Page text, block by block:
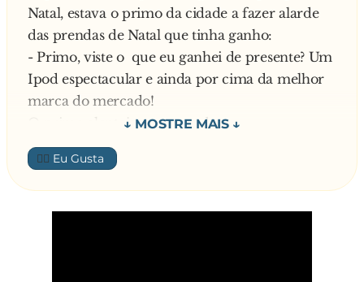
Natal, estava o primo da cidade a fazer alarde
das prendas de Natal que tinha ganho:
- Primo, viste o que eu ganhei de presente? Um
Ipod espectacular e ainda por cima da melhor
marca do mercado!
O primo alentejano respondeu:
- Boa primo, muito bom mesmo!
Aí o da cidade perguntou:
- E tu, o que ganhaste?
Responde o alentejano:
👍🏼